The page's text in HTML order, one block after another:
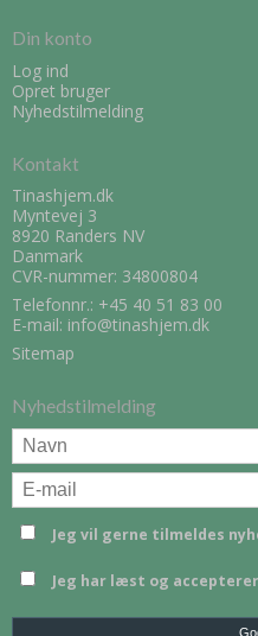
Din konto
Log ind
Opret bruger
Nyhedstilmelding
Kontakt
Tinashjem.dk
Myntevej 3
8920 Randers NV
Danmark
CVR-nummer: 34800804
Telefonnr.: +45 40 51 83 00
E-mail: info@tinashjem.dk
Sitemap
Nyhedstilmelding
Jeg vil gerne tilmeldes
Jeg har læst og accepterer